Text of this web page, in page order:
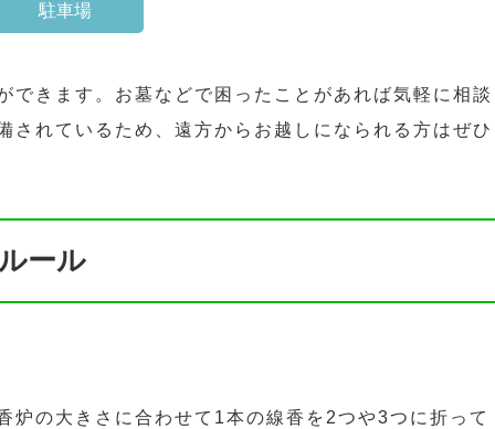
駐車場
できます。お墓などで困ったことがあれば気軽に相談
されているため、遠方からお越しになられる方はぜひ
ール
炉の大きさに合わせて1本の線香を2つや3つに折って